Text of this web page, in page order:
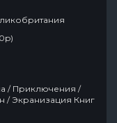
/ Приключения /
/ Экранизация Книг